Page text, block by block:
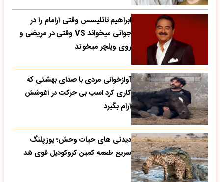
ابراهیم تاتلیسس وقتی آرامام را در
جوانی میخواند VS وقتی در مریضی و
روی ویلچر میخواند
آوازخوانی مردی با صدای بهشتی که
کاری کرد اسب بی حرکت در آغوشش
آرام بگیرد
دیدنی های حیات وحش؛ یوزپلنگ
سریع طعمه کمین کروکودیل قوی شد